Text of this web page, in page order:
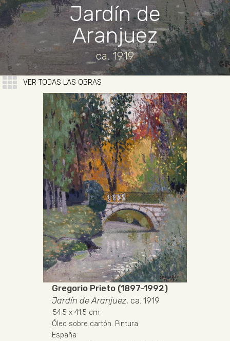
Jardín de
Aranjuez
ca. 1919
VER TODAS LAS OBRAS
Gregorio Prieto (1897-1992)
Jardín de Aranjuez, ca. 1919
54.5 x 41.5 cm
Óleo sobre cartón. Pintura
España